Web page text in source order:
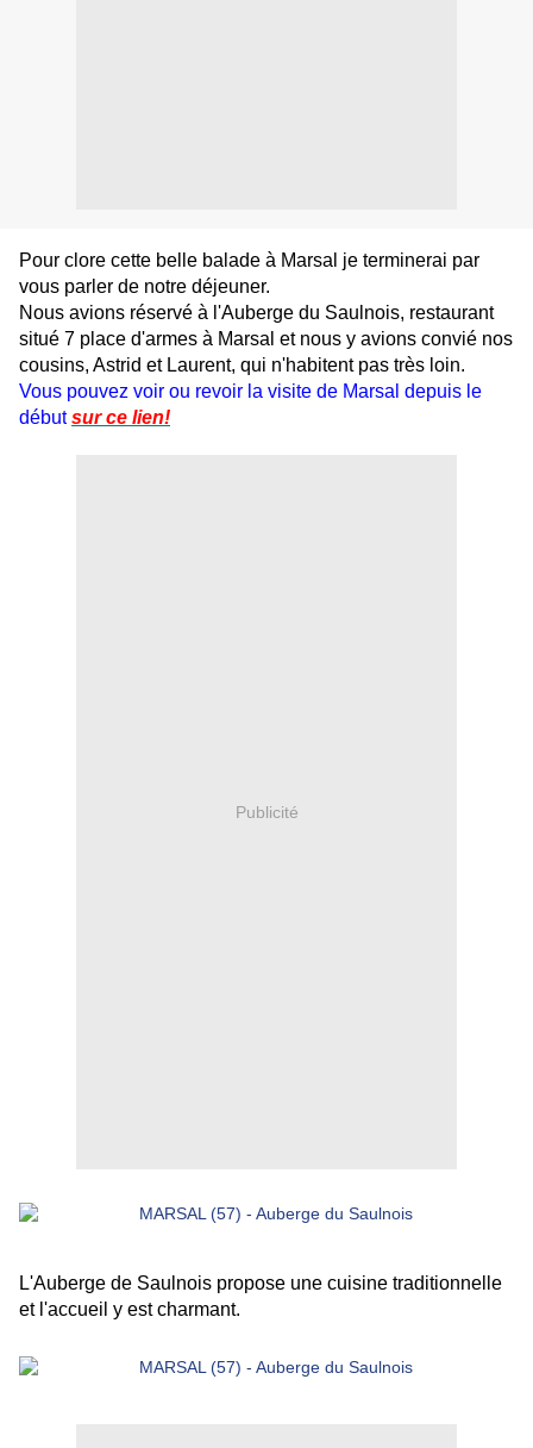
Pour clore cette belle balade à Marsal je terminerai par
vous parler de notre déjeuner.
Nous avions réservé à l'Auberge du Saulnois, restaurant
situé 7 place d'armes à Marsal et nous y avions convié nos
cousins, Astrid et Laurent, qui n'habitent pas très loin.
Vous pouvez voir ou revoir la visite de Marsal depuis le
début sur ce lien!
Publicité
L'Auberge de Saulnois propose une cuisine traditionnelle
et l'accueil y est charmant.